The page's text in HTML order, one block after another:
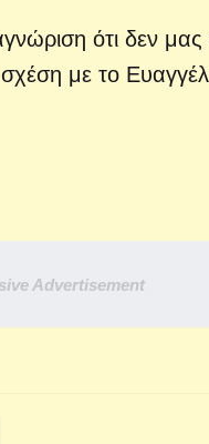
ότι δεν
με το
Advertisement